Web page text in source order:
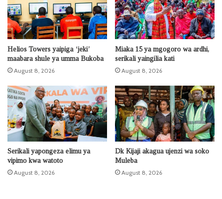
Helios Towers yaipiga ‘jeki’
maabara shule ya umma Bukoba
August 8, 2026
Miaka 15 ya mgogoro wa ardhi,
serikali yaingilia kati
August 8, 2026
Serikali yapongeza elimu ya
vipimo kwa watoto
August 8, 2026
Dk Kijaji akagua ujenzi wa soko
Muleba
August 8, 2026